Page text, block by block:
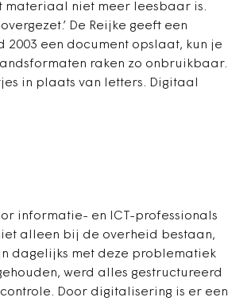
materiaal niet meer leesbaar is.
De Reijke geeft een
2003 een document opslaat, kun je
raken zo onbruikbaar.
in plaats van letters. Digitaal
informatie- en ICT-professionals
alleen bij de overheid bestaan,
dagelijks met deze problematiek
werd alles gestructureerd
Door digitalisering is er een